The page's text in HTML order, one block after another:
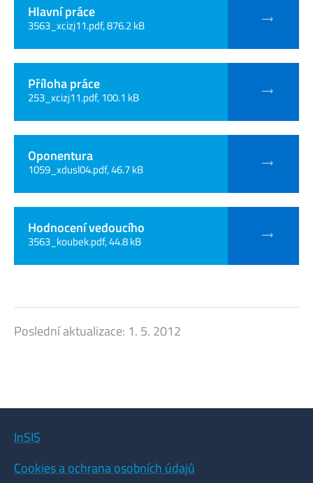
Hlavní práce
3563_xcizj11.pdf, 876.2 kB
Příloha práce
253_xcizj11.pdf, 100.1 kB
Oponentura
1059_xdusl04.pdf, 46.7 kB
Hodnocení vedoucího
3563_koubek.pdf, 44.8 kB
Poslední aktualizace: 1. 5. 2012
InSIS
Cookies a ochrana osobních údajů